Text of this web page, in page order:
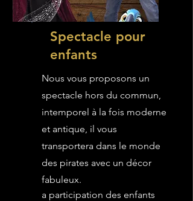
Spectacle pour
enfants
Nous vous proposons un
spectacle hors du commun,
intemporel à la fois moderne
et antique, il vous
transportera dans le monde
des pirates avec un décor
fabuleux.
a participation des enfants